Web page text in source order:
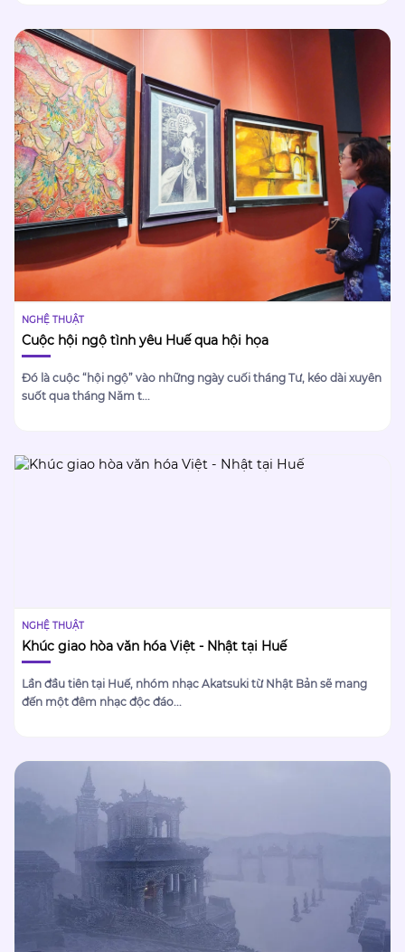
NGHỆ THUẬT
Cuộc hội ngộ tình yêu Huế qua hội họa
Đó là cuộc “hội ngộ” vào những ngày cuối tháng Tư, kéo dài xuyên
suốt qua tháng Năm t...
NGHỆ THUẬT
Khúc giao hòa văn hóa Việt - Nhật tại Huế
Lần đầu tiên tại Huế, nhóm nhạc Akatsuki từ Nhật Bản sẽ mang
đến một đêm nhạc độc đáo...